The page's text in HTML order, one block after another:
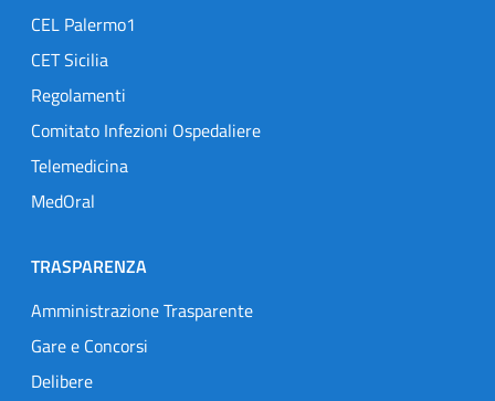
CEL Palermo1
CET Sicilia
Regolamenti
Comitato Infezioni Ospedaliere
Telemedicina
MedOral
TRASPARENZA
Amministrazione Trasparente
Gare e Concorsi
Delibere